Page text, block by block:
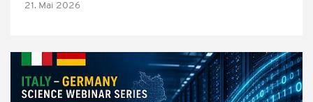
21. Mai 2026